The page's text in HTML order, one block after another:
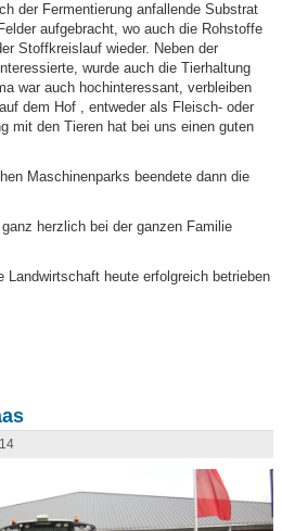
der Fermentierung anfallende Substrat
aufgebracht, wo auch die Rohstoffe
Stoffkreislauf wieder. Neben der
wurde auch die Tierhaltung
war auch hochinteressant, verbleiben
dem Hof , entweder als Fleisch- oder
mit den Tieren hat bei uns einen guten
Maschinenparks beendete dann die
herzlich bei der ganzen Familie
Landwirtschaft heute erfolgreich betrieben